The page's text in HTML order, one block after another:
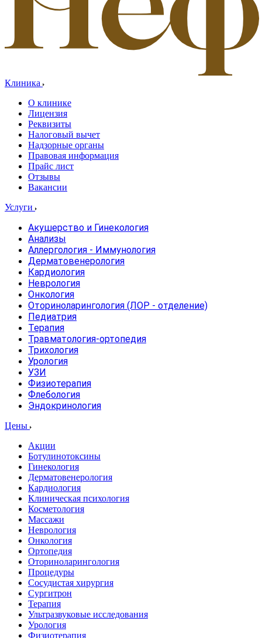
Клиника
О клинике
Лицензия
Реквизиты
Налоговый вычет
Надзорные органы
Правовая информация
Прайс лист
Отзывы
Вакансии
Услуги
Акушерство и Гинекология
Анализы
Аллергология - Иммунология
Дерматовенерология
Кардиология
Неврология
Онкология
Оториноларингология (ЛОР - отделение)
Педиатрия
Терапия
Травматология-ортопедия
Трихология
Урология
УЗИ
Физиотерапия
Флебология
Эндокринология
Цены
Акции
Ботулинотоксины
Гинекология
Дерматовенерология
Кардиология
Клиническая психология
Косметология
Массажи
Неврология
Онкология
Ортопедия
Оториноларингология
Процедуры
Сосудистая хирургия
Сургитрон
Терапия
Ультразвуковые исследования
Урология
Физиотерапия